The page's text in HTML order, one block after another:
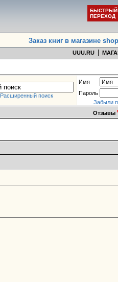
БЫСТРЫЙ
ПЕРЕХОД
Заказ книг в магазине
UUU.RU
Расширенный поиск
Имя
Пароль
Забыли
Отзывы